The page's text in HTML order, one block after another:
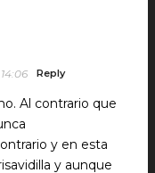
Reply
Al contrario que
y en esta
y aunque